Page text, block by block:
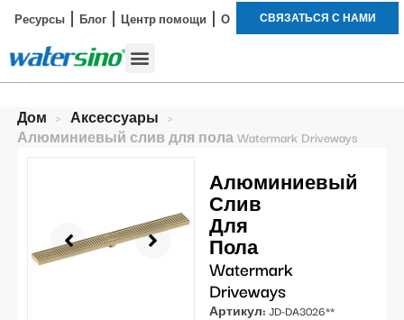
Ресурсы Блог Центр помощи О СВЯЗАТЬСЯ С НАМИ
Дом > Аксессуары >
Алюминиевый слив для пола Watermark Driveways
Алюминиевый
Слив
Для
Пола
Watermark
Driveways
Артикул: JD-DA3026**